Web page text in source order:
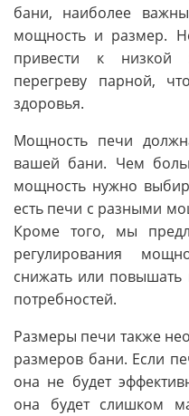
бани, наиболее
мощность и размер.
привести к низкой
перегреву парной,
здоровья.
Мощность печи
вашей бани. Чем
мощность нужно
есть печи с разными
Кроме того, мы
регулирования
снижать или повышать
потребностей.
Размеры печи также
размеров бани. Если
она не будет
она будет слишком